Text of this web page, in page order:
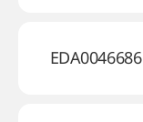
EDA0046686